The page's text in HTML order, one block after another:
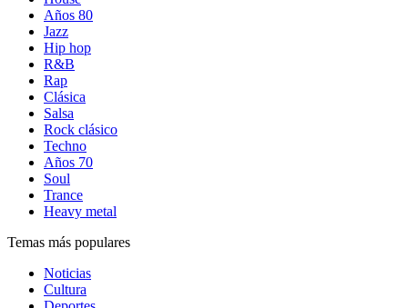
Años 80
Jazz
Hip hop
R&B
Rap
Clásica
Salsa
Rock clásico
Techno
Años 70
Soul
Trance
Heavy metal
Temas más populares
Noticias
Cultura